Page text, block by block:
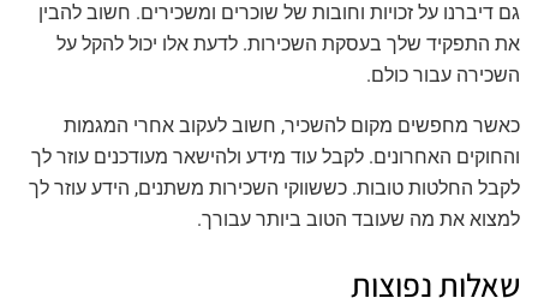
גם דיברנו על זכויות וחובות של שוכרים ומשכירים. חשוב להבין
את התפקיד שלך בעסקת השכירות. לדעת אלו יכול להקל על
השכירה עבור כולם.
כאשר מחפשים מקום להשכיר, חשוב לעקוב אחרי המגמות
והחוקים האחרונים. לקבל עוד מידע ולהישאר מעודכנים עוזר לך
לקבל החלטות טובות. כששווקי השכירות משתנים, הידע עוזר לך
למצוא את מה שעובד הטוב ביותר עבורך.
שאלות נפוצות